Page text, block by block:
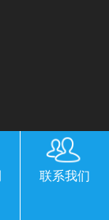
联系我们